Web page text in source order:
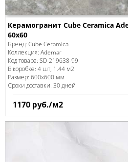
Керамогранит Cube Ceramica
60x60
Бренд: Cube Ceramica
Коллекция: Ademar
Код товара: SD-219638-99
В коробке: 4 шт, 1.44 м2
Размер: 600x600 мм
Сроки доставки: 30 дней
1170 руб./м2